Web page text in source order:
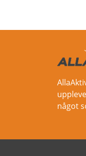
något